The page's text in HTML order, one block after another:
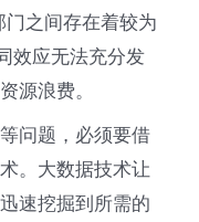
门之间存在着较为
效应无法充分发
源浪费。
问题，必须要借
。大数据技术让
速挖掘到所需的